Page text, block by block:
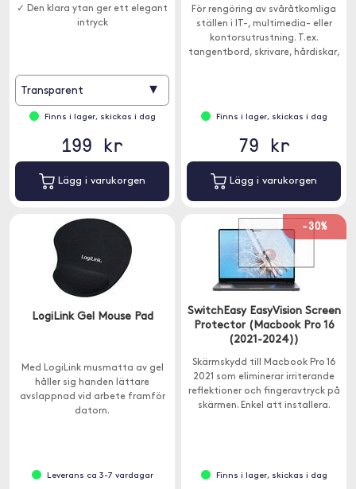
✓ Den klara ytan ger ett elegant
intryck
Transparent ▾
Finns i lager, skickas i dag
199 kr
Lägg i varukorgen
För rengöring av svåråtkomliga
ställen i IT-, multimedia- eller
kontorsutrustning. T.ex.
tangentbord, skrivare, hårdiskar,
Finns i lager, skickas i dag
79 kr
Lägg i varukorgen
LogiLink Gel Mouse Pad
Med LogiLink musmatta av gel
håller sig handen lättare
avslappnad vid arbete framför
datorn.
Leverans ca 3-7 vardagar
-30%
SwitchEasy EasyVision Screen
Protector (Macbook Pro 16
(2021-2024))
Skärmskydd till Macbook Pro 16
2021 som eliminerar irriterande
reflektioner och fingeravtryck på
skärmen. Enkel att installera.
Finns i lager, skickas i dag